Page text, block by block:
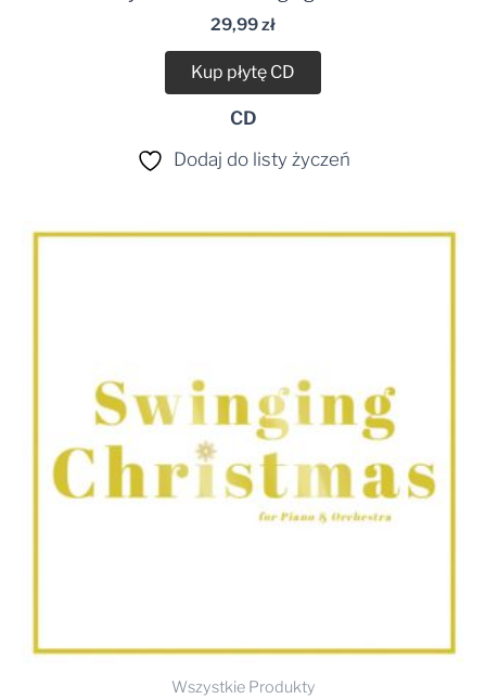
29,99zł
Kup płytę CD
CD
Dodaj do listy życzeń
Wszystkie Produkty